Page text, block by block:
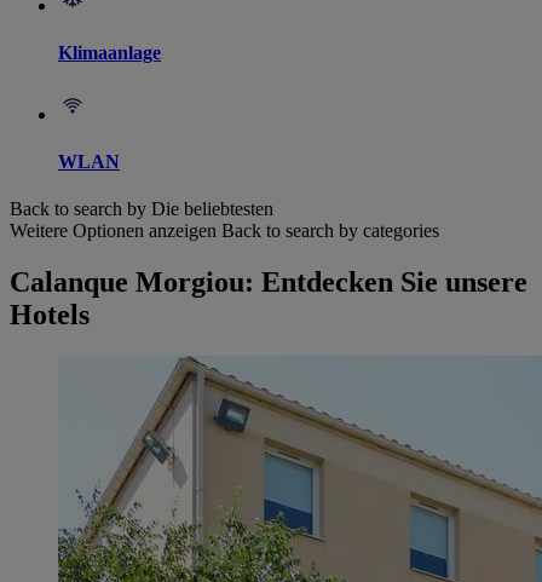
Klimaanlage
WLAN
Back to search by Die beliebtesten
Weitere Optionen anzeigen Back to search by categories
Calanque Morgiou: Entdecken Sie unsere
Hotels